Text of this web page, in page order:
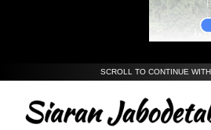
SCROLL TO CONTINUE